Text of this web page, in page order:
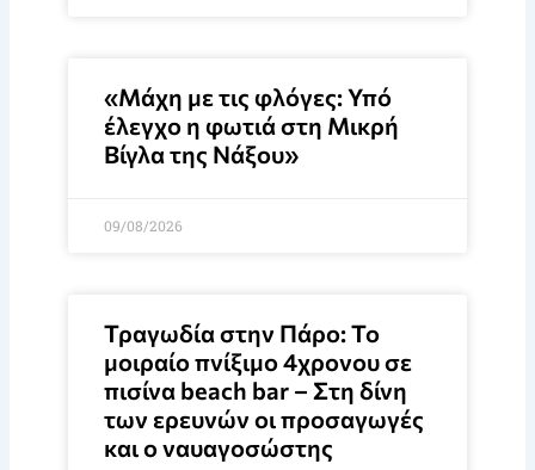
«Μάχη με τις φλόγες: Υπό
έλεγχο η φωτιά στη Μικρή
Βίγλα της Νάξου»
09/08/2026
Τραγωδία στην Πάρο: Το
μοιραίο πνίξιμο 4χρονου σε
πισίνα beach bar – Στη δίνη
των ερευνών οι προσαγωγές
και ο ναυαγοσώστης